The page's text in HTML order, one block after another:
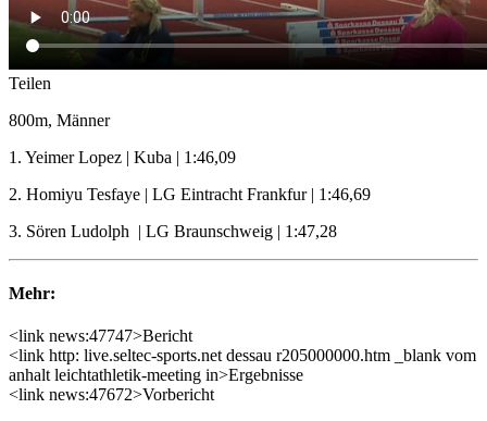
Teilen
800m, Männer
1. Yeimer Lopez | Kuba | 1:46,09
2. Homiyu Tesfaye | LG Eintracht Frankfur | 1:46,69
3. Sören Ludolph | LG Braunschweig | 1:47,28
Mehr:
<link news:47747>Bericht
<link http: live.seltec-sports.net dessau r205000000.htm _blank vom
anhalt leichtathletik-meeting in>Ergebnisse
<link news:47672>Vorbericht